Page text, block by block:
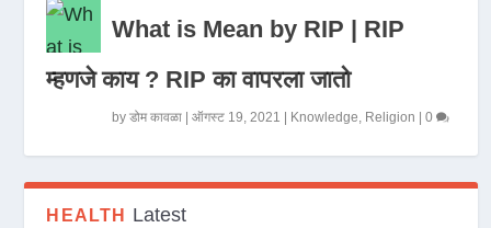
What is Mean by RIP | RIP
म्हणजे काय ? RIP का वापरला जातो
byडोम कावळा |ऑगस्ट 19, 2021 Knowledge, Religion |0
HEALTH Latest